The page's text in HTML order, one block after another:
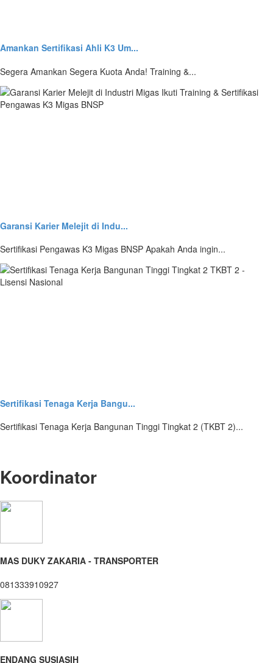
Amankan Sertifikasi Ahli K3 Um...
Segera Amankan Segera Kuota Anda! Training &...
Garansi Karier Melejit di Indu...
Sertifikasi Pengawas K3 Migas BNSP Apakah Anda ingin...
Sertifikasi Tenaga Kerja Bangu...
Sertifikasi Tenaga Kerja Bangunan Tinggi Tingkat 2 (TKBT 2)...
Koordinator
MAS DUKY ZAKARIA - TRANSPORTER
081333910927
ENDANG SUSIASIH